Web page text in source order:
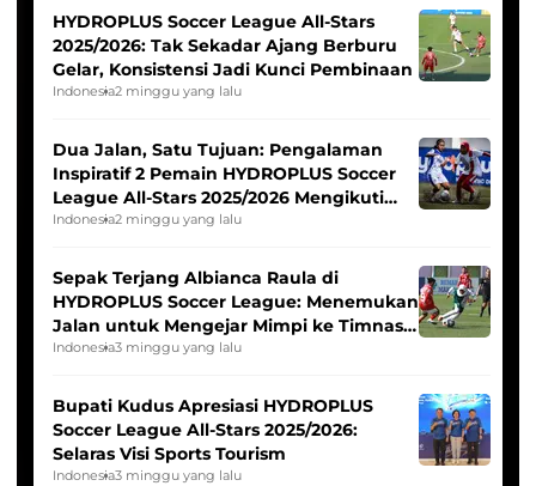
HYDROPLUS Soccer League All-Stars
2025/2026: Tak Sekadar Ajang Berburu
Gelar, Konsistensi Jadi Kunci Pembinaan
Indonesia2 minggu yang lalu
Dua Jalan, Satu Tujuan: Pengalaman
Inspiratif 2 Pemain HYDROPLUS Soccer
League All-Stars 2025/2026 Mengikuti
Seleksi Timnas Indonesia Putri
Indonesia2 minggu yang lalu
Sepak Terjang Albianca Raula di
HYDROPLUS Soccer League: Menemukan
Jalan untuk Mengejar Mimpi ke Timnas
Indonesia Putri
Indonesia3 minggu yang lalu
Bupati Kudus Apresiasi HYDROPLUS
Soccer League All-Stars 2025/2026:
Selaras Visi Sports Tourism
Indonesia3 minggu yang lalu